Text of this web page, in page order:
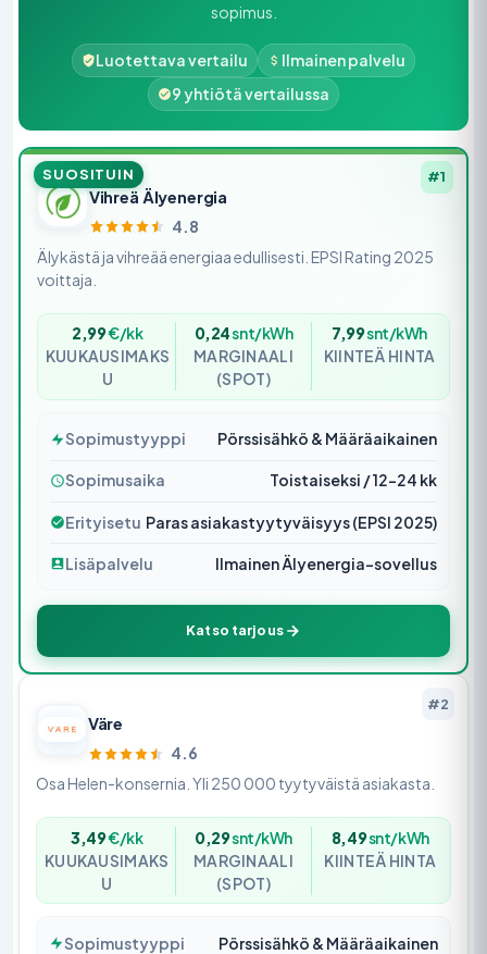
sopimus.
Luotettava vertailu
Ilmainen palvelu
9 yhtiötä vertailussa
SUOSITUIN #1
Vihreä Älyenergia
4.8
Älykästä ja vihreää energiaa edullisesti. EPSI Rating 2025
voittaja.
2,99€/kk
KUUKAUSIMAKS
U
0,24snt/kWh
MARGINAALI
(SPOT)
7,99snt/kWh
KIINTEÄ HINTA
Sopimustyyppi Pörssisähkö & Määräaikainen
Sopimusaika Toistaiseksi / 12–24 kk
Erityisetu Paras asiakastyytyväisyys (EPSI 2025)
Lisäpalvelu Ilmainen Älyenergia-sovellus
Katso tarjous
#2
Väre
4.6
Osa Helen-konsernia. Yli 250 000 tyytyväistä asiakasta.
3,49€/kk
KUUKAUSIMAKS
U
0,29snt/kWh
MARGINAALI
(SPOT)
8,49snt/kWh
KIINTEÄ HINTA
Sopimustyyppi Pörssisähkö & Määräaikainen